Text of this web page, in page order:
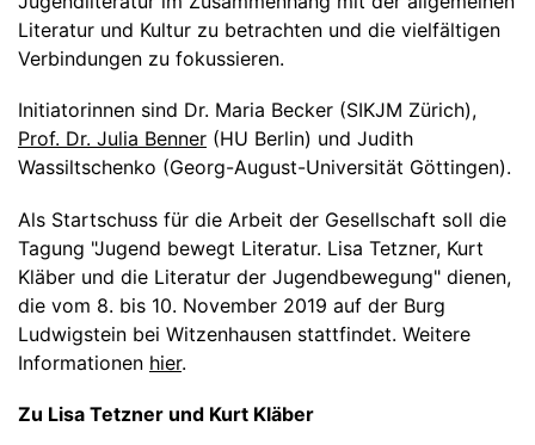
Literatur und Kultur zu betrachten und die vielfältigen
Verbindungen zu fokussieren.
Initiatorinnen sind Dr. Maria Becker (SIKJM Zürich),
Prof. Dr. Julia Benner (HU Berlin) und Judith
Wassiltschenko (Georg-August-Universität Göttingen).
Als Startschuss für die Arbeit der Gesellschaft soll die
Tagung "Jugend bewegt Literatur. Lisa Tetzner, Kurt
Kläber und die Literatur der Jugendbewegung" dienen,
die vom 8. bis 10. November 2019 auf der Burg
Ludwigstein bei Witzenhausen stattfindet. Weitere
Informationen hier.
Zu Lisa Tetzner und Kurt Kläber